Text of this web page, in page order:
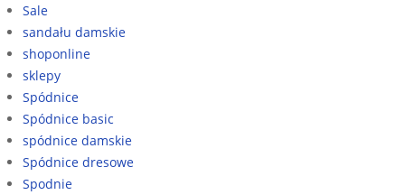
Sale
sandału damskie
shoponline
sklepy
Spódnice
Spódnice basic
spódnice damskie
Spódnice dresowe
Spodnie